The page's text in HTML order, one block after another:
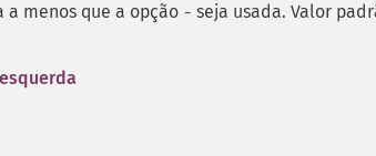
a menos que a opção - seja usada. Valor